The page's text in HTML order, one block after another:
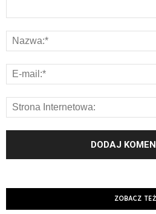
ZOBACZ TEŻ